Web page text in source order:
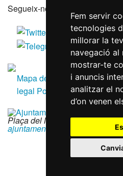
Fem servir
tecnologies
millorar la
navegació
mostrar-te
i anuncis
analitzar el
d’on venen
Segueix-nos a les xarxes socials
Mapa del lloc Accessibilitat
legal Política de privacitat
Plaça del Mercadal · 43201
ajuntament@reus.cat reus.cat